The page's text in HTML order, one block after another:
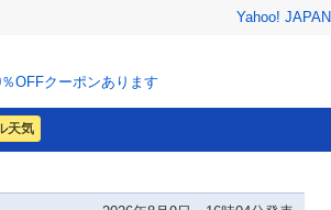
Yahoo! JAPAN
％OFFクーポンあります
天気